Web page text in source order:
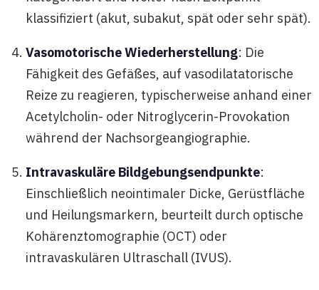
klassifiziert (akut, subakut, spät oder sehr spät).
Vasomotorische Wiederherstellung: Die
Fähigkeit des Gefäßes, auf vasodilatatorische
Reize zu reagieren, typischerweise anhand einer
Acetylcholin- oder Nitroglycerin-Provokation
während der Nachsorgeangiographie.
Intravaskuläre Bildgebungsendpunkte:
Einschließlich neointimaler Dicke, Gerüstfläche
und Heilungsmarkern, beurteilt durch optische
Kohärenztomographie (OCT) oder
intravaskulären Ultraschall (IVUS).